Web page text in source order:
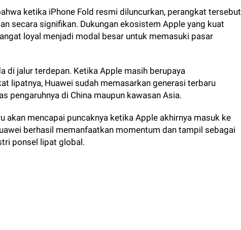
ketika iPhone Fold resmi diluncurkan, perangkat tersebut
secara signifikan. Dukungan ekosistem Apple yang kuat
loyal menjadi modal besar untuk memasuki pasar
di jalur terdepan. Ketika Apple masih berupaya
lipatnya, Huawei sudah memasarkan generasi terbaru
pengaruhnya di China maupun kawasan Asia.
akan mencapai puncaknya ketika Apple akhirnya masuk ke
berhasil memanfaatkan momentum dan tampil sebagai
ponsel lipat global.